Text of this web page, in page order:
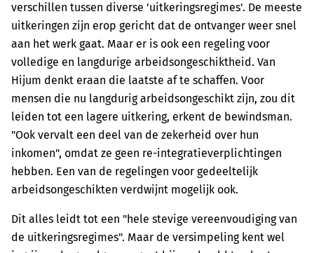
verschillen tussen diverse 'uitkeringsregimes'. De meeste
uitkeringen zijn erop gericht dat de ontvanger weer snel
aan het werk gaat. Maar er is ook een regeling voor
volledige en langdurige arbeidsongeschiktheid. Van
Hijum denkt eraan die laatste af te schaffen. Voor
mensen die nu langdurig arbeidsongeschikt zijn, zou dit
leiden tot een lagere uitkering, erkent de bewindsman.
"Ook vervalt een deel van de zekerheid over hun
inkomen", omdat ze geen re-integratieverplichtingen
hebben. Een van de regelingen voor gedeeltelijk
arbeidsongeschikten verdwijnt mogelijk ook.
Dit alles leidt tot een "hele stevige vereenvoudiging van
de uitkeringsregimes". Maar de versimpeling kent wel